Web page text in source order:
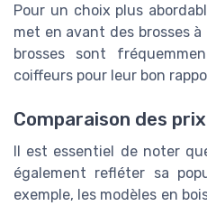
Pour un choix plus
met en avant des brosses
brosses sont
coiffeurs pour leur bon
Comparaison des
Il est essentiel de noter
également refléter sa
exemple, les modèles en